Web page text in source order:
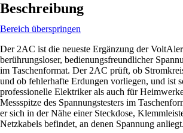
Beschreibung
Bereich überspringen
Der 2AC ist die neueste Ergänzung der
berührungsloser, bedienungsfreundlicher
im Taschenformat. Der 2AC prüft, ob
und ob fehlerhafte Erdungen vorliegen, und ist
professionelle Elektriker als auch für
Messspitze des Spannungstesters im
er sich in der Nähe einer Steckdose,
Netzkabels befindet, an denen Spannung anliegt.